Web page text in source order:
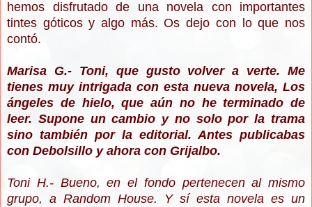
hemos disfrutado de una novela con importantes
tintes góticos y algo más. Os dejo con lo que nos
contó.
Marisa G.- Toni, que gusto volver a verte. Me
tienes muy intrigada con esta nueva novela, Los
ángeles de hielo, que aún no he terminado de
leer. Supone un cambio y no solo por la trama
sino también por la editorial. Antes publicabas
con Debolsillo y ahora con Grijalbo.
Toni H.- Bueno, en el fondo pertenecen al mismo
grupo, a Random House. Y sí esta novela es un